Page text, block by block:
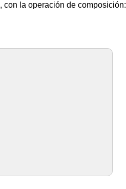
, con la operación de composición: